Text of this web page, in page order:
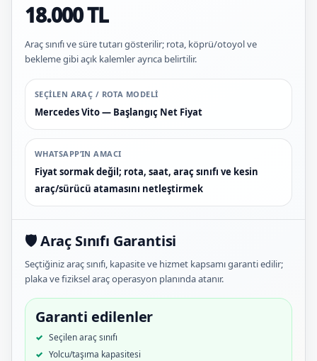
18.000 TL
Araç sınıfı ve süre tutarı gösterilir; rota, köprü/otoyol ve
bekleme gibi açık kalemler ayrıca belirtilir.
SEÇILEN ARAÇ / ROTA MODELI
Mercedes Vito — Başlangıç Net Fiyat
WHATSAPP’IN AMACI
Fiyat sormak değil; rota, saat, araç sınıfı ve kesin
araç/sürücü atamasını netleştirmek
🛡️ Araç Sınıfı Garantisi
Seçtiğiniz araç sınıfı, kapasite ve hizmet kapsamı garanti edilir;
plaka ve fiziksel araç operasyon planında atanır.
Garanti edilenler
Seçilen araç sınıfı
Yolcu/taşıma kapasitesi